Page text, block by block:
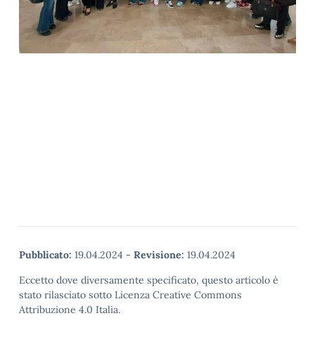
Pubblicato: 19.04.2024 - Revisione: 19.04.2024
Eccetto dove diversamente specificato, questo articolo è
stato rilasciato sotto Licenza Creative Commons
Attribuzione 4.0 Italia.